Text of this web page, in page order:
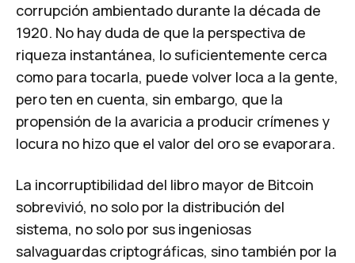
corrupción ambientado durante la década de
1920. No hay duda de que la perspectiva de
riqueza instantánea, lo suficientemente cerca
como para tocarla, puede volver loca a la gente,
pero ten en cuenta, sin embargo, que la
propensión de la avaricia a producir crímenes y
locura no hizo que el valor del oro se evaporara.
La incorruptibilidad del libro mayor de Bitcoin
sobrevivió, no solo por la distribución del
sistema, no solo por sus ingeniosas
salvaguardas criptográficas, sino también por la